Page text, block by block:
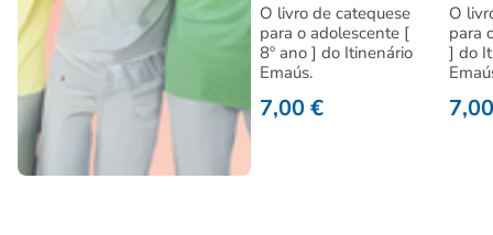
O livro de catequese
para o adolescente [
8º ano ] do Itinenário
Emaús.
7,00€
O
para
] do